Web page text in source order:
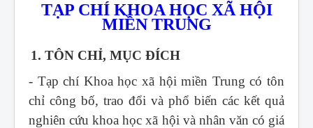
TẠP CHÍ KHOA HỌC XÃ HỘI
MIỀN TRUNG
1. TÔN CHỈ, MỤC ĐÍCH
- Tạp chí Khoa học xã hội miền Trung có tôn
chỉ công bố, trao đổi và phổ biến các kết quả
nghiên cứu khoa học xã hội và nhân văn có giá